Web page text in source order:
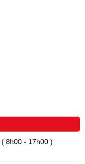
( 8h00 - 17h00 )